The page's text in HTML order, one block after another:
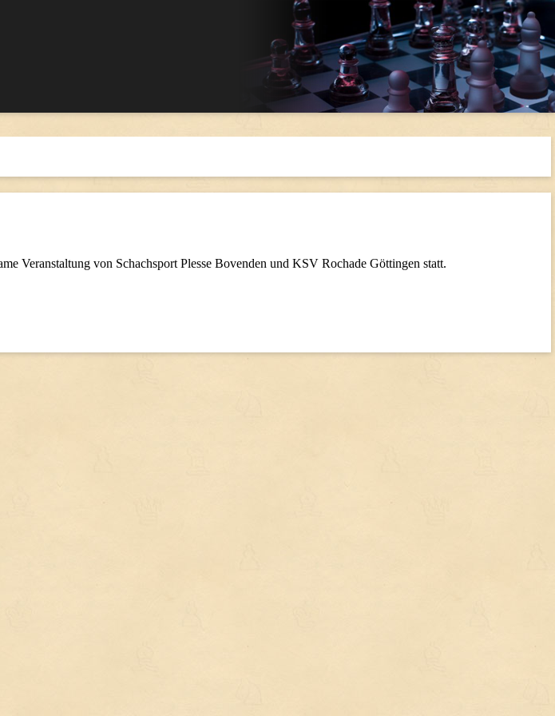
Veranstaltung von Schachsport Plesse Bovenden und KSV Rochade Göttingen statt.